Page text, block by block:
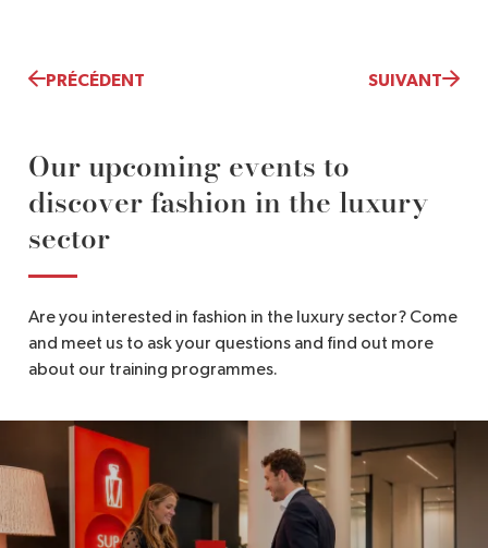
PRÉCÉDENT SUIVANT
Our upcoming events to
discover fashion in the luxury
sector
Are you interested in fashion in the luxury sector? Come
and meet us to ask your questions and find out more
about our training programmes.